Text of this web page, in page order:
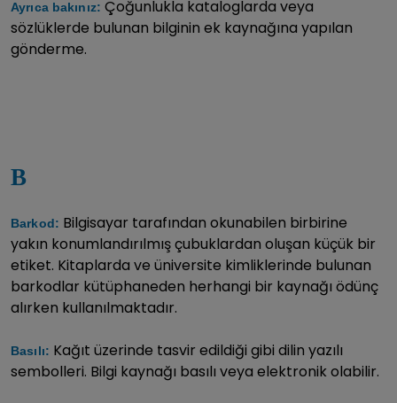
Ayrıca bakınız:Çoğunlukla kataloglarda veya
sözlüklerde bulunan bilginin ek kaynağına yapılan
gönderme.
B
Barkod: Bilgisayar tarafından okunabilen birbirine
yakın konumlandırılmış çubuklardan oluşan küçük bir
etiket. Kitaplarda ve üniversite kimliklerinde bulunan
barkodlar kütüphaneden herhangi bir kaynağı ödünç
alırken kullanılmaktadır.
Basılı: Kağıt üzerinde tasvir edildiği gibi dilin yazılı
sembolleri. Bilgi kaynağı basılı veya elektronik olabilir.